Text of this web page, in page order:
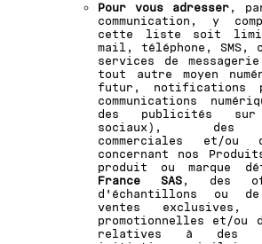
Pour vous adresser ,
communication, y
cette liste soit
mail, téléphone, SMS,
services de
tout autre moyen
futur, notifications
communications
des publicités
sociaux), des
commerciales et/ou
concernant nos
produit ou marque
France SAS , des
d’échantillons ou
ventes exclusives,
promotionnelles et/ou
relatives à des